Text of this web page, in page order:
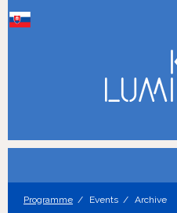
Programme Events Archive